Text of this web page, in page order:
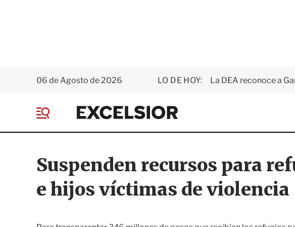
06 de Agosto de 2026 LO DE HOY: La DEA reconoce a
E
x
e
i
o
e
Suspenden recursos para
e hijos víctimas de violencia